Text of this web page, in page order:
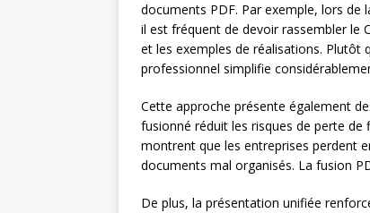
documents PDF. Par exemple, lors de
il est fréquent de devoir rassembler le
et les exemples de réalisations. Plutôt
professionnel simplifie
Cette approche présente également
fusionné réduit les risques de perte de
montrent que les entreprises perdent
documents mal organisés. La fusion
De plus, la présentation unifiée